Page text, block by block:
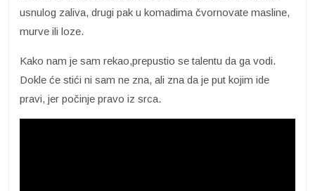
usnulog zaliva, drugi pak u komadima čvornovate masline,
murve ili loze.
Kako nam je sam rekao,prepustio se talentu da ga vodi.
Dokle će stići ni sam ne zna, ali zna da je put kojim ide
pravi, jer počinje pravo iz srca.